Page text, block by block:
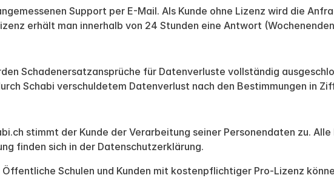
Support per E-Mail. Als Kunde ohne Lizenz wird die
erhält man innerhalb von 24 Stunden eine Antwort
Schadenersatzansprüche für Datenverluste vollständig
Schabi verschuldetem Datenverlust nach den Bestimmungen in
stimmt der Kunde der Verarbeitung seiner Personendaten zu.
finden sich in der Datenschutzerklärung.
Öffentliche Schulen und Kunden mit kostenpflichtiger Pro-Lizenz